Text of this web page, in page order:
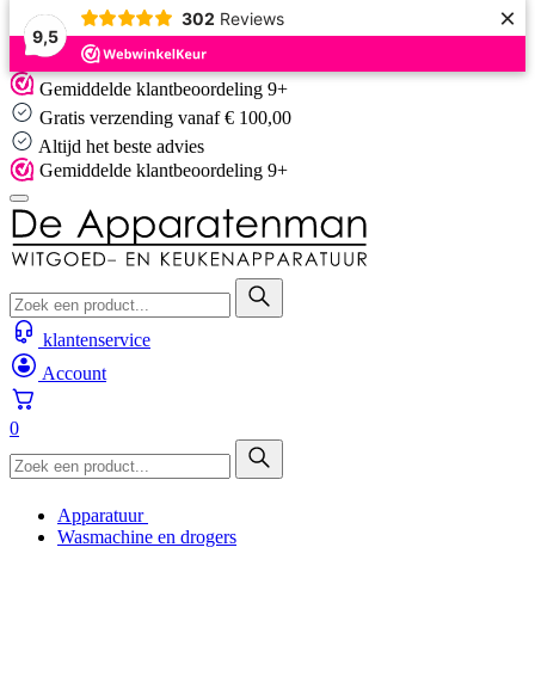
9,5
302 Reviews ×
Skip
to
content
Gemiddelde klantbeoordeling 9+
Gratis verzending vanaf € 100,00
Altijd het beste advies
Gemiddelde klantbeoordeling 9+
klantenservice
Account
0
Apparatuur
Wasmachine en drogers